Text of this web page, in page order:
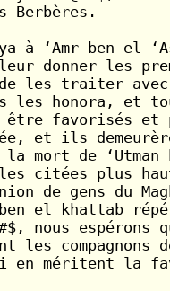
Berbères.
à ‘Amr ben el
leur donner les
les traiter
les honora, et
favorisés et
et ils
la mort de
citées plus
de gens du
ben el khattab
nous espérons
les compagnons
en méritent la